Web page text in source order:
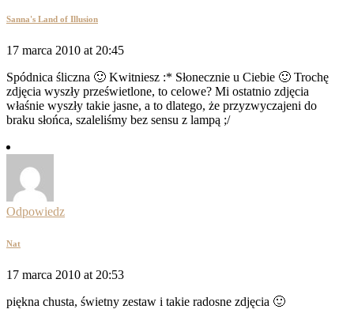
Sanna's Land of Illusion
17 marca 2010 at 20:45
Spódnica śliczna 🙂 Kwitniesz :* Słonecznie u Ciebie 🙂 Trochę
zdjęcia wyszły prześwietlone, to celowe? Mi ostatnio zdjęcia
właśnie wyszły takie jasne, a to dlatego, że przyzwyczajeni do
braku słońca, szaleliśmy bez sensu z lampą ;/
Odpowiedz
Nat
17 marca 2010 at 20:53
piękna chusta, świetny zestaw i takie radosne zdjęcia 🙂